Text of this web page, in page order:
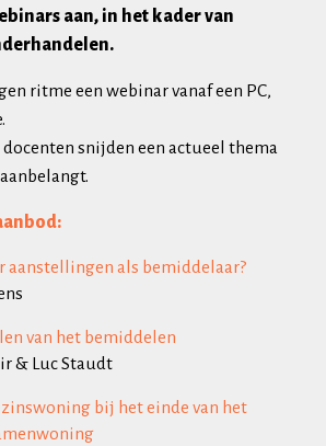
aan, in het kader van
ritme een webinar vanaf een PC,
snijden een actueel thema
aanstellingen als bemiddelaar?
van het bemiddelen
& Luc Staudt
bij het einde van het